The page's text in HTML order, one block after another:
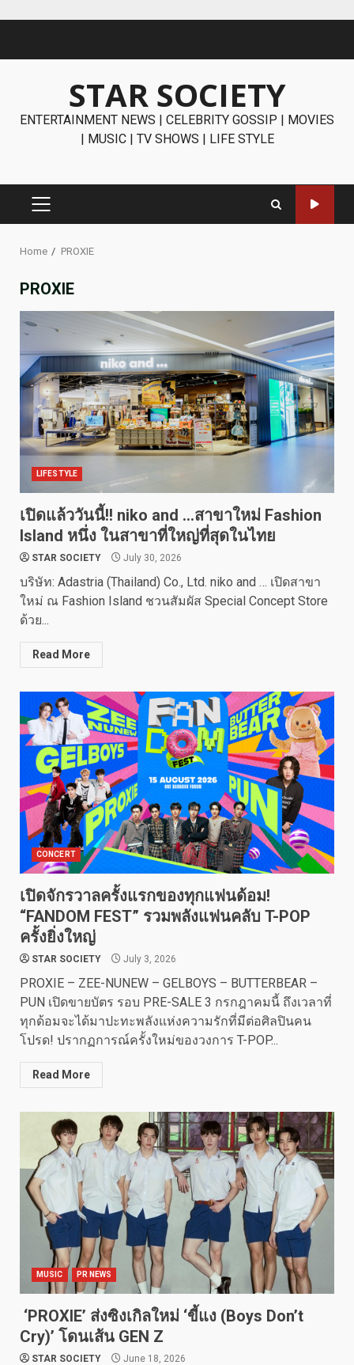
STAR SOCIETY
ENTERTAINMENT NEWS | CELEBRITY GOSSIP | MOVIES
| MUSIC | TV SHOWS | LIFE STYLE
PRIMARY
Home PROXIE
PROXIE
LIFESTYLE
เปิดแล้ววันนี้!! niko and …สาขาใหม่ Fashion
Island หนึ่ง ในสาขาที่ใหญ่ที่สุดในไทย
STAR SOCIETY July 30, 2026
บริษัท: Adastria (Thailand) Co., Ltd. niko and … เปิดสาขา
ใหม่ ณ Fashion Island ชวนสัมผัส Special Concept Store
ด้วย...
Read More
CONCERT
เปิดจักรวาลครั้งแรกของทุกแฟนด้อม!
“FANDOM FEST” รวมพลังแฟนคลับ T-POP
ครั้งยิ่งใหญ่
STAR SOCIETY July 3, 2026
PROXIE – ZEE-NUNEW – GELBOYS – BUTTERBEAR –
PUN เปิดขายบัตร รอบ PRE-SALE 3 กรกฎาคมนี้ ถึงเวลาที่
ทุกด้อมจะได้มาปะทะพลังแห่งความรักที่มีต่อศิลปินคน
โปรด! ปรากฏการณ์ครั้งใหม่ของวงการ T-POP...
Read More
MUSIC PR NEWS
‘PROXIE’ ส่งซิงเกิลใหม่ ‘ขี้แง (Boys Don’t
Cry)’ โดนเส้น GEN Z
STAR SOCIETY June 18, 2026